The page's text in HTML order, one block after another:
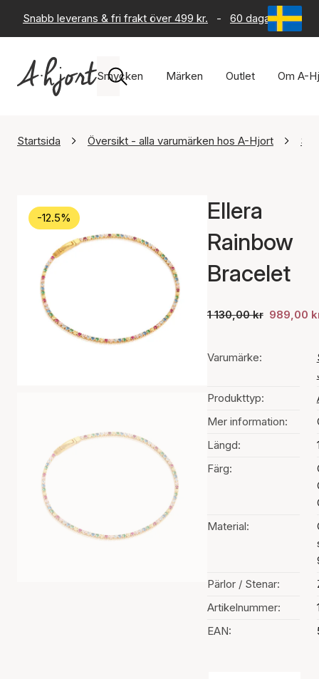
Snabb leverans & fri frakt över 499 kr. - 60 dagars
Smycken Märken Outlet Om A-
Startsida Översikt - alla varumärken hos A-Hjort Sif
-12.5%
Ellera
Rainbow
Bracelet
1 130,00 kr 989,00
Varumärke:
Produkttyp:
Mer information:
Längd:
Färg:
Material:
Pärlor / Stenar:
Artikelnummer:
EAN: